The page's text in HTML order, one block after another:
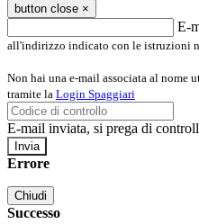
button close ×
E-
all'indirizzo indicato con le istruzioni
Non hai una e-mail associata al nome
tramite la Login Spaggiari
E-mail inviata, si prega di
Errore
Chiudi
Successo